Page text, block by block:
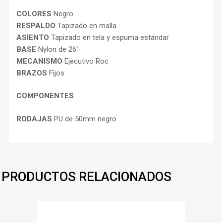
COLORES Negro
RESPALDO Tapizado en malla
ASIENTO Tapizado en tela y espuma estándar
BASE Nylon de 26″
MECANISMO Ejecutivo Roc
BRAZOS Fijos
COMPONENTES
RODAJAS PU de 50mm negro
PRODUCTOS RELACIONADOS